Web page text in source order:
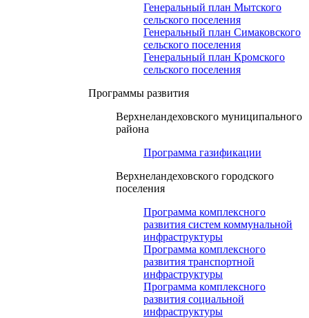
Генеральный план Мытского
сельского поселения
Генеральный план Симаковского
сельского поселения
Генеральный план Кромского
сельского поселения
Программы развития
Верхнеландеховского муниципального
района
Программа газификации
Верхнеландеховского городского
поселения
Программа комплексного
развития систем коммунальной
инфраструктуры
Программа комплексного
развития транспортной
инфраструктуры
Программа комплексного
развития социальной
инфраструктуры